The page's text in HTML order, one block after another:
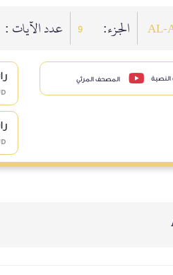
الجزء: 9 عدد الآيات :
النصية المصحف المرئي